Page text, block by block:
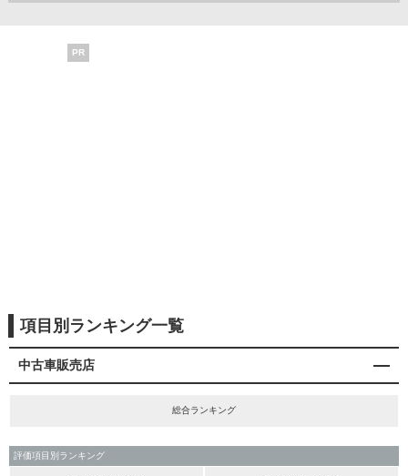
PR
項目別ランキング一覧
中古車販売店
総合ランキング
評価項目別ランキング